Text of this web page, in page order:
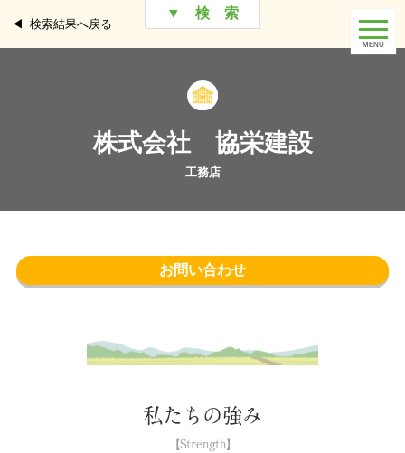
▼ 検 索
検索結果へ戻る
株式会社 協栄建設
お問い合わせ
私たちの強み